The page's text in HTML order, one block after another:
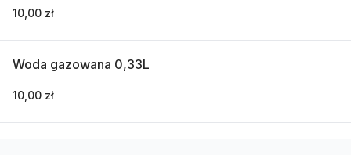
10,00 zł
Woda gazowana 0,33L
10,00 zł